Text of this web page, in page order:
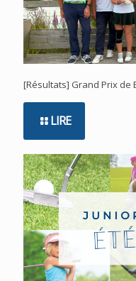
[Résultats] Grand Prix de
LIRE